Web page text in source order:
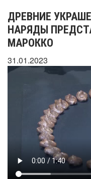
ДРЕВНИЕ
НАРЯДЫ
МАРОККО
31.01.2023